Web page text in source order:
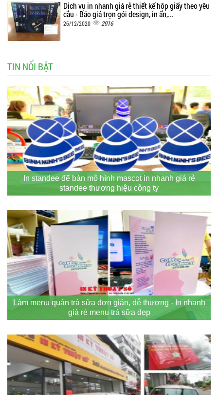
Dịch vụ in nhanh giá rẻ thiết kế hộp giấy theo yêu
cầu - Báo giá trọn gói design, in ấn,...
26/12/2020 2916
TIN NỔI BẬT
In standee để bàn mô hình mascot in nhanh giá rẻ
standee thương hiệu công ty
Làm menu quán trà sữa đơn giản, dễ thương - In nhanh
giá rẻ menu trà sữa đẹp